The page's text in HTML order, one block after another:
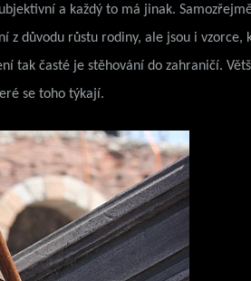
a každý to má jinak.
z důvodu růstu rodiny, ale jsou i
tak časté je stěhování do zahraničí.
se toho týkají.